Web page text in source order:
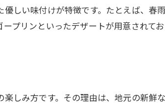
華宴会プランの比較と特徴一覧
人で楽しむ春日部の中華体験
選ぶ春日部中華コースの楽しみ方
しい味付けが特徴です。たとえば、春
プリンといったデザートが用意されて
しみ方です。その理由は、地元の新鮮